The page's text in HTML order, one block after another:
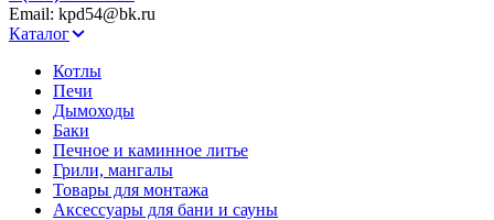
Email: kpd54@bk.ru
Каталог
Котлы
Печи
Дымоходы
Баки
Печное и каминное литье
Грили, мангалы
Товары для монтажа
Аксессуары для бани и сауны